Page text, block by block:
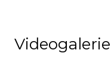
Videogalerie